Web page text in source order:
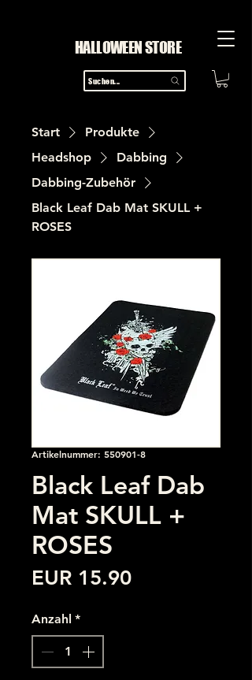
HALLOWEEN STORE
Suchen...
Start
Produkte
Headshop
Dabbing
Dabbing-Zubehör
Black Leaf Dab Mat SKULL +
ROSES
Artikelnummer: 550901-8
Black Leaf Dab
Mat SKULL +
ROSES
EUR 15.90Preis
Anzahl *